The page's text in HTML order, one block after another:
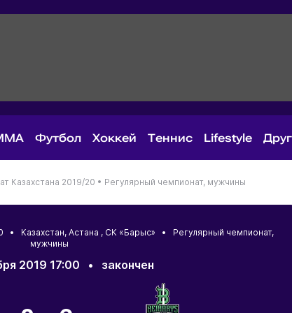
Футбол Хоккей Теннис Lifestyle
Казахстана 2019/20 • Регулярный чемпионат, мужчины
• Казахстан, Астана , СК «Барыс» • Регулярный чемпионат,
мужчины
2019 17:00 • закончен